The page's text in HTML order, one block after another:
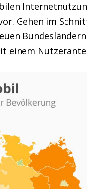
Gehen im
einem